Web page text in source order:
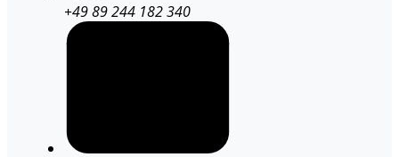
+49 89 244 182 340